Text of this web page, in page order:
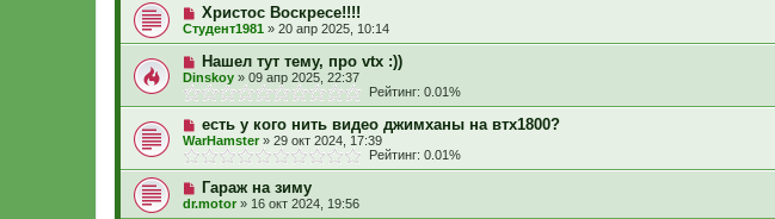
Христос Воскресе!!!!
Студент1981 » 20 апр 2025, 10:14
Нашел тут тему, про vtx :))
Dinskoy » 09 апр 2025, 22:37
Рейтинг: 0.01%
есть у кого нить видео джимханы на втх1800?
WarHamster» 29 окт 2024, 17:39
Рейтинг: 0.01%
Гараж на зиму
dr.motor » 16 окт 2024, 19:56